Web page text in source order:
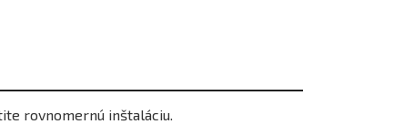
rovnomernú inštaláciu.